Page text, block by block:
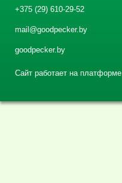
+375 (29) 610-29-52
mail@goodpecker.by
goodpecker.by
Сайт работает на платформе